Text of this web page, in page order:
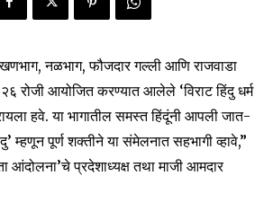
नळभाग, फौजदार गल्ली आणि राजवाडा
रोजी आयोजित करण्यात आलेले ‘विराट हिंदु धर्म
हवे. या भागातील समस्त हिंदूंनी आपली जात-
म्हणून पूर्ण शक्तीने या संमेलनात सहभागी व्हावे,”
आंदोलना’चे प्रदेशाध्यक्ष तथा माजी आमदार